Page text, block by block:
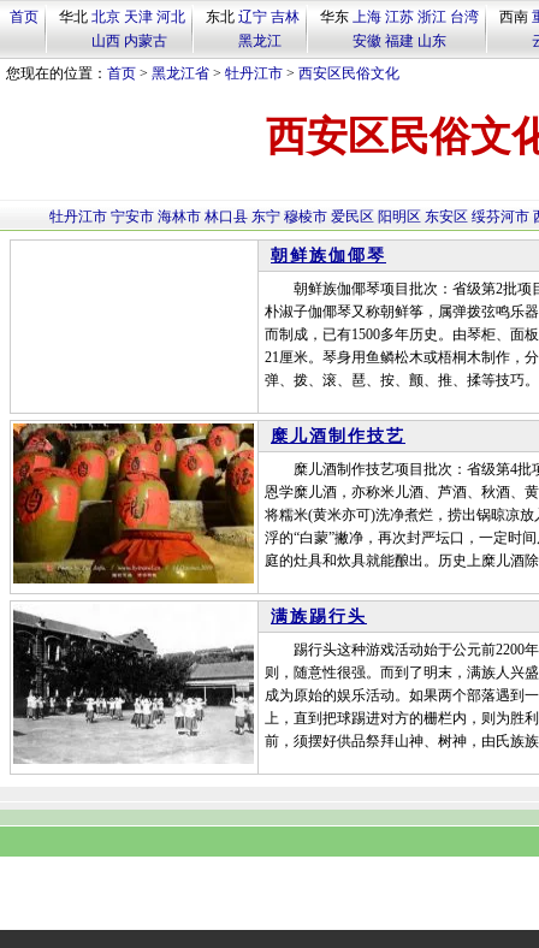
首页 华北 北京 天津 河北
山西 内蒙古
东北 辽宁 吉林
黑龙江
华东 上海 江苏 浙江 台湾
安徽 福建 山东
西南
您现在的位置： 首页 > 黑龙江省 > 牡丹江市 > 西安区民俗文化
西安区民俗文
牡丹江市 宁安市 海林市 林口县 东宁 穆棱市 爱民区 阳明区 东安区 绥芬河市
朝鲜族伽倻琴
朝鲜族伽倻琴项目批次：省级第2批项
朴淑子伽倻琴又称朝鲜筝，属弹拨弦鸣乐
而制成，已有1500多年历史。由琴柜、面
21厘米。琴身用鱼鳞松木或梧桐木制作，
弹、拨、滚、琶、按、颤、推、揉等技巧
糜儿酒制作技艺
糜儿酒制作技艺项目批次：省级第4批
恩学糜儿酒，亦称米儿酒、芦酒、秋酒、
将糯米(黄米亦可)洗净煮烂，捞出锅晾凉
浮的“白蒙”撇净，再次封严坛口，一定时
庭的灶具和炊具就能酿出。历史上糜儿
满族踢行头
踢行头这种游戏活动始于公元前2200年
则，随意性很强。而到了明末，满族人兴
成为原始的娱乐活动。如果两个部落遇到
上，直到把球踢进对方的栅栏内，则为胜
前，须摆好供品祭拜山神、树神，由氏